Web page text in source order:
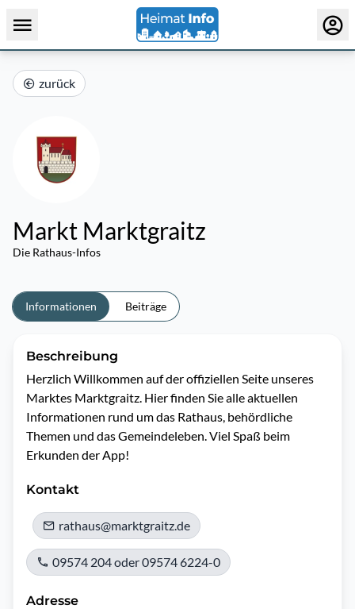
zurück
Markt Marktgraitz
Die Rathaus-Infos
Informationen Beiträge
Beschreibung
Herzlich Willkommen auf der offiziellen Seite unseres
Marktes Marktgraitz. Hier finden Sie alle aktuellen
Informationen rund um das Rathaus, behördliche
Themen und das Gemeindeleben. Viel Spaß beim
Erkunden der App!
Kontakt
rathaus@marktgraitz.de
09574 204 oder 09574 6224-0
Adresse